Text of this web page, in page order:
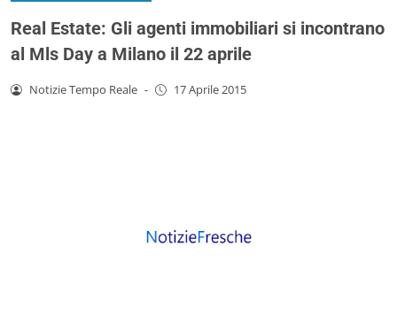
Real Estate: Gli agenti immobiliari si incontrano
al Mls Day a Milano il 22 aprile
Notizie Tempo Reale - 17 Aprile 2015